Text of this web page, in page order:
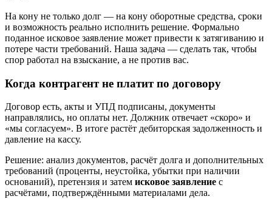
На кону не только долг — на кону оборотные средства, сроки
и возможность реально исполнить решение. Формально
поданное исковое заявление может привести к затягиванию и
потере части требований. Наша задача — сделать так, чтобы
спор работал на взыскание, а не против вас.
Когда контрагент не платит по договору
Договор есть, акты и УПД подписаны, документы
направлялись, но оплаты нет. Должник отвечает «скоро» и
«мы согласуем». В итоге растёт дебиторская задолженность и
давление на кассу.
Решение: анализ документов, расчёт долга и дополнительных
требований (проценты, неустойка, убытки при наличии
оснований), претензия и затем исковое заявление с
расчётами, подтверждёнными материалами дела.